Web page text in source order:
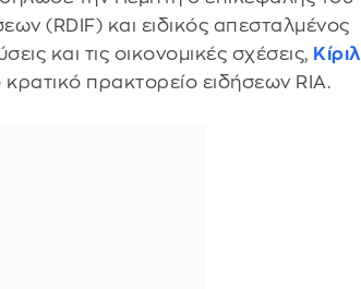
(RDIF) και ειδικός απεσταλμένος
και τις οικονομικές σχέσεις, Κίριλ
πρακτορείο ειδήσεων RIA.